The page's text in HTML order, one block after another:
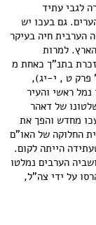
לגבי עתיד
גם בעכו יש
הערבית חיה בעיקר
למרות
כ 4,000 שנה והיא מוזכרת בתנ"ך כאחת מ
פרק ט , י-יג),
ראשי והעיר
1291, ומתקופת שלטונו של דאהר
המאה ה 18 שבנה את עכו מחדש והפך את
החלוקה של האו"ם
שעתידה הייתה לקום.
תושביה הערבים נמלטו
על ידי צה"ל,